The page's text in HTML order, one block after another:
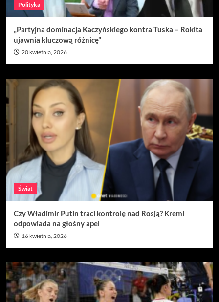
Polityka
„Partyjna dominacja Kaczyńskiego kontra Tuska – Rokita
ujawnia kluczową różnicę”
20 kwietnia, 2026
Świat
Czy Władimir Putin traci kontrolę nad Rosją? Kreml
odpowiada na głośny apel
16 kwietnia, 2026